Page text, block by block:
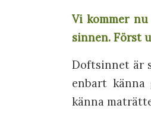
Vi kommer
sinnen. Först
Doftsinnet är
enbart
känna